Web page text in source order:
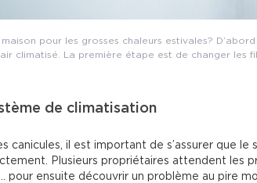
pour les grosses chaleurs estivales?
climatisé. La première étape est de changer les
de climatisation
canicules, il est important de s’assurer que
Plusieurs propriétaires attendent les
pour ensuite découvrir un problème au pire